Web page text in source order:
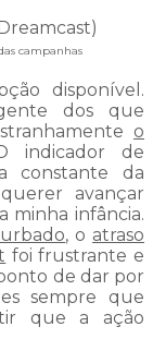
campanhas
disponível.
dos que
o
indicador de
constante da
avançar
minha infância.
, o atraso
foi frustrante e
de dar por
sempre que
que a ação